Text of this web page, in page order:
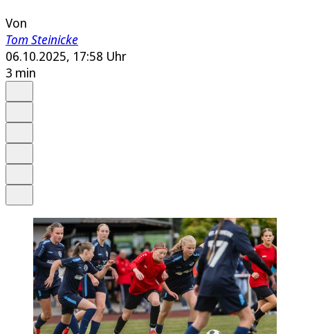
Von
Tom Steinicke
06.10.2025, 17:58 Uhr
3 min